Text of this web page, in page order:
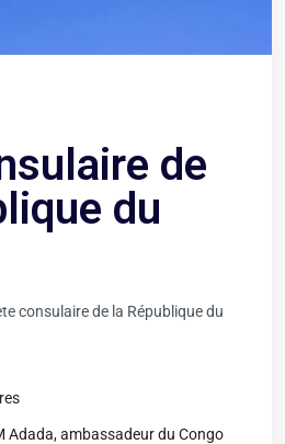
de
du
consulaire de la République du
Adada, ambassadeur du Congo